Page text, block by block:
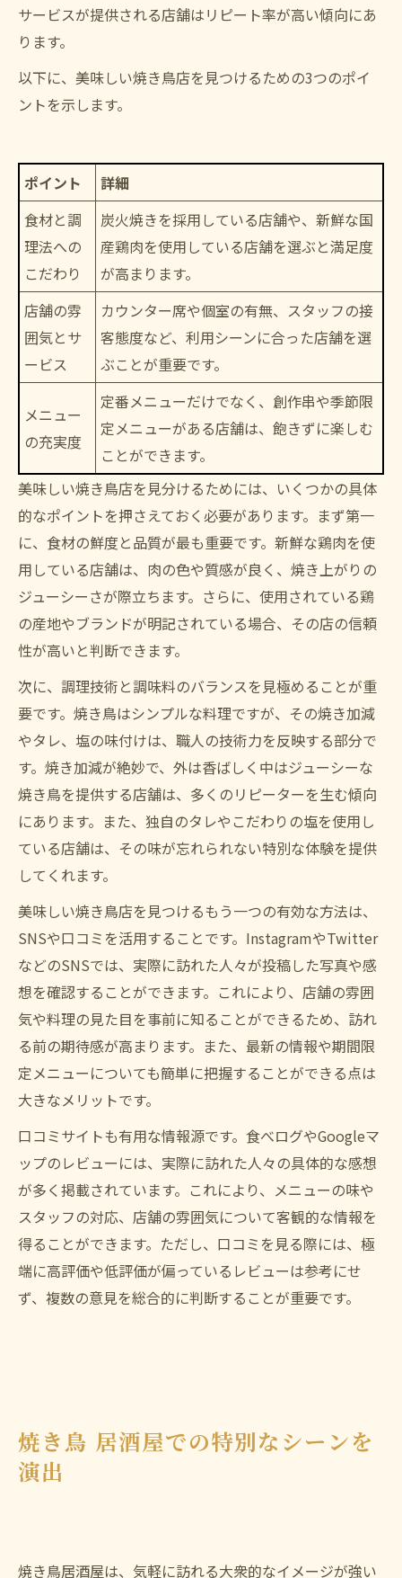
サービスが提供される店舗はリピート率が高い傾向にあ
ります。
以下に、美味しい焼き鳥店を見つけるための3つのポイ
ントを示します。
ポイント
詳細
食材と調
理法への
こだわり
炭火焼きを採用している店舗や、新鮮な国
産鶏肉を使用している店舗を選ぶと満足度
が高まります。
店舗の雰
囲気とサ
ービス
カウンター席や個室の有無、スタッフの接
客態度など、利用シーンに合った店舗を選
ぶことが重要です。
メニュー
の充実度
定番メニューだけでなく、創作串や季節限
定メニューがある店舗は、飽きずに楽しむ
ことができます。
美味しい焼き鳥店を見分けるためには、いくつかの具体
的なポイントを押さえておく必要があります。まず第一
に、食材の鮮度と品質が最も重要です。新鮮な鶏肉を使
用している店舗は、肉の色や質感が良く、焼き上がりの
ジューシーさが際立ちます。さらに、使用されている鶏
の産地やブランドが明記されている場合、その店の信頼
性が高いと判断できます。
次に、調理技術と調味料のバランスを見極めることが重
要です。焼き鳥はシンプルな料理ですが、その焼き加減
やタレ、塩の味付けは、職人の技術力を反映する部分で
す。焼き加減が絶妙で、外は香ばしく中はジューシーな
焼き鳥を提供する店舗は、多くのリピーターを生む傾向
にあります。また、独自のタレやこだわりの塩を使用し
ている店舗は、その味が忘れられない特別な体験を提供
してくれます。
美味しい焼き鳥店を見つけるもう一つの有効な方法は、
SNSや口コミを活用することです。InstagramやTwitter
などのSNSでは、実際に訪れた人々が投稿した写真や感
想を確認することができます。これにより、店舗の雰囲
気や料理の見た目を事前に知ることができるため、訪れ
る前の期待感が高まります。また、最新の情報や期間限
定メニューについても簡単に把握することができる点は
大きなメリットです。
口コミサイトも有用な情報源です。食べログやGoogleマ
ップのレビューには、実際に訪れた人々の具体的な感想
が多く掲載されています。これにより、メニューの味や
スタッフの対応、店舗の雰囲気について客観的な情報を
得ることができます。ただし、口コミを見る際には、極
端に高評価や低評価が偏っているレビューは参考にせ
ず、複数の意見を総合的に判断することが重要です。
焼き鳥 居酒屋での特別なシーンを
演出
焼き鳥居酒屋は、気軽に訪れる大衆的なイメージが強い